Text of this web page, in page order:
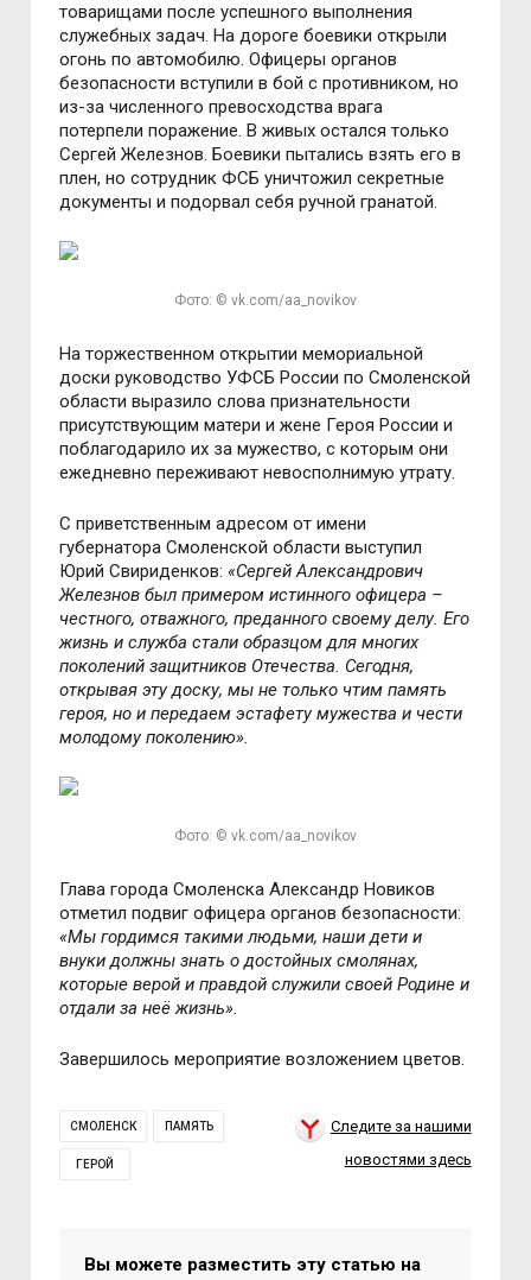
товарищами после успешного выполнения
служебных задач. На дороге боевики открыли
огонь по автомобилю. Офицеры органов
безопасности вступили в бой с противником, но
из-за численного превосходства врага
потерпели поражение. В живых остался только
Сергей Железнов. Боевики пытались взять его в
плен, но сотрудник ФСБ уничтожил секретные
документы и подорвал себя ручной гранатой.
Фото: © vk.com/aa_novikov
На торжественном открытии мемориальной
доски руководство УФСБ России по Смоленской
области выразило слова признательности
присутствующим матери и жене Героя России и
поблагодарило их за мужество, с которым они
ежедневно переживают невосполнимую утрату.
С приветственным адресом от имени
губернатора Смоленской области выступил
Юрий Свириденков:«Сергей Александрович
Железнов был примером истинного офицера –
честного, отважного, преданного своему делу. Его
жизнь и служба стали образцом для многих
поколений защитников Отечества. Сегодня,
открывая эту доску, мы не только чтим память
героя, но и передаем эстафету мужества и чести
молодому поколению».
Фото: © vk.com/aa_novikov
Глава города Смоленска Александр Новиков
отметил подвиг офицера органов безопасности:
«Мы гордимся такими людьми, наши дети и
внуки должны знать о достойных смолянах,
которые верой и правдой служили своей Родине и
отдали за неё жизнь».
Завершилось мероприятие возложением цветов.
СМОЛЕНСК ПАМЯТЬ
ГЕРОЙ
Следите за нашими
новостями здесь
Вы можете разместить эту статью на